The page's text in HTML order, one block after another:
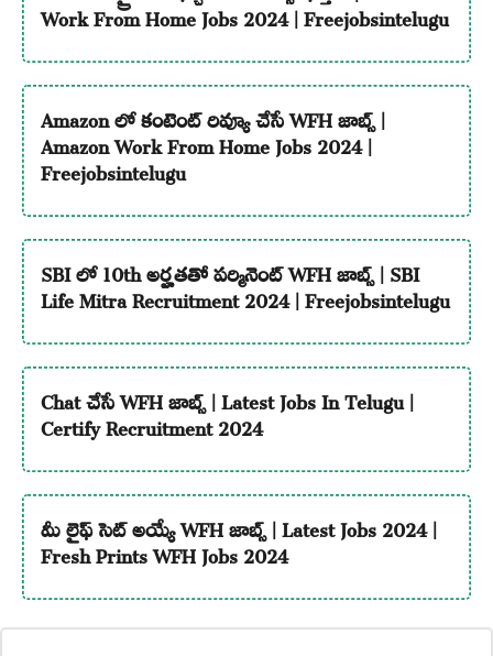
Work From Home Jobs 2024 | Freejobsintelugu
Amazon లో కంటెంట్ రివ్యూ చేసే WFH జాబ్స్ |
Amazon Work From Home Jobs 2024 |
Freejobsintelugu
SBI లో 10th అర్హతతో పర్మినెంట్ WFH జాబ్స్ | SBI
Life Mitra Recruitment 2024 | Freejobsintelugu
Chat చేసే WFH జాబ్స్ | Latest Jobs In Telugu |
Certify Recruitment 2024
మీ లైఫ్ సెట్ అయ్యే WFH జాబ్స్ | Latest Jobs 2024 |
Fresh Prints WFH Jobs 2024